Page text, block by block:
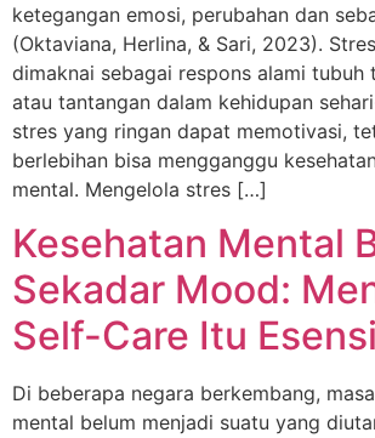
ketegangan emosi, perubahan dan
(Oktaviana, Herlina, & Sari, 2023).
dimaknai sebagai respons alami tubuh
atau tantangan dalam kehidupan
stres yang ringan dapat memotivasi,
berlebihan bisa mengganggu
mental. Mengelola stres […]
Kesehatan Mental
Sekadar Mood:
Self-Care Itu
Di beberapa negara berkembang,
mental belum menjadi suatu yang